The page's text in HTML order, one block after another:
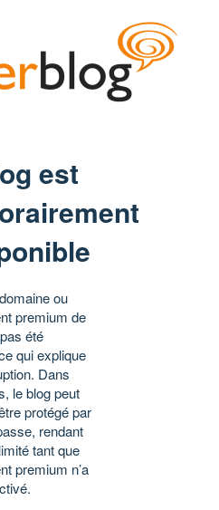
est
ou
premium de
été
qui explique
Dans
le blog peut
protégé par
rendant
tant que
premium n’a